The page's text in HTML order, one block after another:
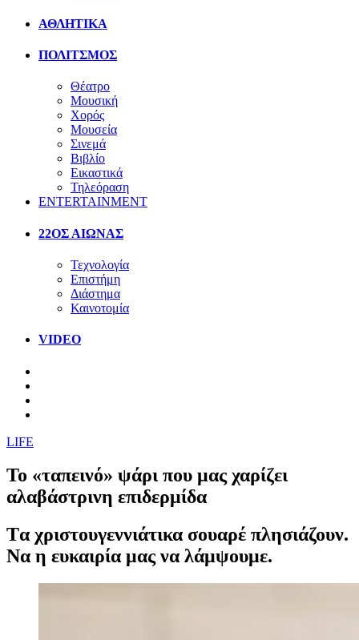
ΑΘΛΗΤΙΚΑ
ΠΟΛΙΤΣΜΟΣ
Θέατρο
Μουσική
Χορός
Μουσεία
Σινεμά
Βιβλίο
Εικαστικά
Τηλεόραση
ENTERTAINMENT
22ΟΣ ΑΙΩΝΑΣ
Τεχνολογία
Επιστήμη
Διάστημα
Καινοτομία
VIDEO
LIFE
Το «ταπεινό» ψάρι που μας χαρίζει
αλαβάστρινη επιδερμίδα
Tα χριστουγεννιάτικα σουαρέ πλησιάζουν.
Να η ευκαιρία μας να λάμψουμε.